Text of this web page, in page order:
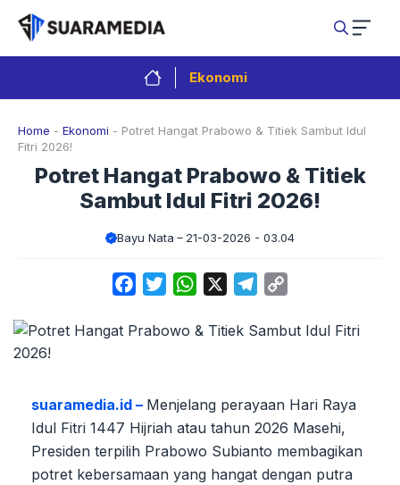
Langsung
isi
Ekonomi
Home - Ekonomi - Potret Hangat Prabowo & Titiek Sambut Idul
Fitri 2026!
Potret Hangat Prabowo & Titiek
Sambut Idul Fitri 2026!
Bayu Nata 21-03-2026 - 03.04
FacebookTwitterWhatsApp Telegram
suaramedia.id – Menjelang perayaan Hari Raya
Idul Fitri 1447 Hijriah atau tahun 2026 Masehi,
Presiden terpilih Prabowo Subianto membagikan
potret kebersamaan yang hangat dengan putra